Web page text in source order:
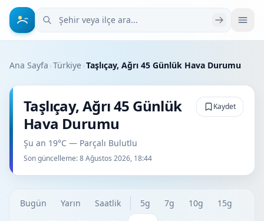
Şehir veya ilçe ara
Ana Sayfa ›Türkiye›Taşlıçay, Ağrı 45 Günlük Hava Durumu
Taşlıçay, Ağrı 45 Günlük
Hava Durumu
Şu an 19°C — Parçalı Bulutlu
Son güncelleme:8 Ağustos 2026, 18:44
Kaydet
Bugün Yarın Saatlik 5g 7g 10g
15g